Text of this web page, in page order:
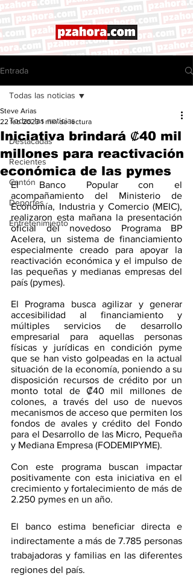
Entrada
Todas las noticias
Destacadas
Recientes
Cantón
Deportes
Entretenimiento
Todas las noticias
Iniciativa brindará ₡40 mil
millones para reactivación
económica de las pymes
Steve Arias
22 feb 2023 1 min de lectura
El Banco Popular con el
acompañamiento del Ministerio de
Economía, Industria y Comercio (MEIC),
realizaron esta mañana la presentación
oficial del novedoso Programa BP
Acelera, un sistema de financiamiento
especialmente creado para apoyar la
reactivación económica y el impulso de
las pequeñas y medianas empresas del
país (pymes).
El Programa busca agilizar y generar
accesibilidad al financiamiento y
múltiples servicios de desarrollo
empresarial para aquellas personas
físicas y jurídicas en condición pyme
que se han visto golpeadas en la actual
situación de la economía, poniendo a su
disposición recursos de crédito por un
monto total de ₡40 mil millones de
colones, a través del uso de nuevos
mecanismos de acceso que permiten los
fondos de avales y crédito del Fondo
para el Desarrollo de las Micro, Pequeña
y Mediana Empresa (FODEMIPYME).
Con este programa buscan impactar
positivamente con esta iniciativa en el
crecimiento y fortalecimiento de más de
2.250 pymes en un año.
El banco estima beneficiar directa e
indirectamente a más de 7.785 personas
trabajadoras y familias en las diferentes
regiones del país.